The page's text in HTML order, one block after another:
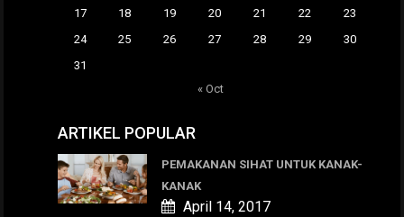
17
18 19 20 21 22
23
24
25 26 27 28 29
30
31
« Oct
ARTIKEL POPULAR
PEMAKANAN SIHAT UNTUK KANAK-
KANAK
April 14, 2017